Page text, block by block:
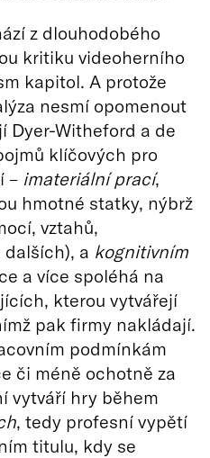
z dlouhodobého
kritiku videoherního
kapitol. A protože
nesmí opomenout
Dyer-Witheford a de
klíčových pro
– imateriální prací,
hmotné statky, nýbrž
vztahů,
a kognitivním
a více spoléhá na
kterou vytvářejí
pak firmy nakládají.
podmínkám
či méně ochotně za
vytváří hry během
, tedy profesní vypětí
titulu, kdy se